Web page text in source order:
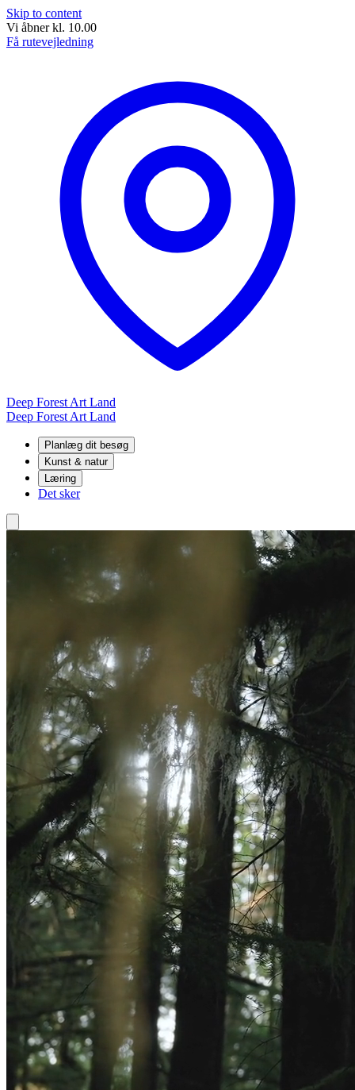
Skip to content
Vi åbner kl. 10.00
Få rutevejledning
Deep Forest Art Land
Deep Forest Art Land
Planlæg dit besøg
Kunst & natur
Læring
Det sker